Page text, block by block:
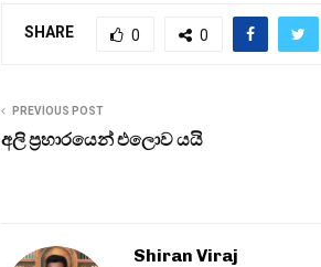
SHARE 0 0
PREVIOUS POST
අලි ප්‍රහාරයෙන් එලොව යයි
Shiran Viraj